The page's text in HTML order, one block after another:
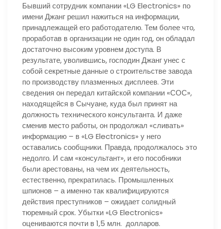
Бывший сотрудник компании «LG Electronics» по
имени Джанг решил нажиться на информации,
принадлежащей его работодателю. Тем более что,
проработав в организации не один год, он обладал
достаточно высоким уровнем доступа. В
результате, уволившись, господин Джанг унес с
собой секретные данные о строительстве завода
по производству плазменных дисплеев. Эти
сведения он передал китайской компании «СОС»,
находящейся в Сычуане, куда был принят на
должность технического консультанта. И даже
сменив место работы, он продолжал «сливать»
информацию – в «LG Electronics» у него
оставались сообщники. Правда, продолжалось это
недолго. И сам «консультант», и его пособники
были арестованы, на чем их деятельность,
естественно, прекратилась. Промышленных
шпионов – а именно так квалифицируются
действия преступников – ожидает солидный
тюремный срок. Убытки «LG Electronics»
оцениваются почти в 1,5 млн. долларов.